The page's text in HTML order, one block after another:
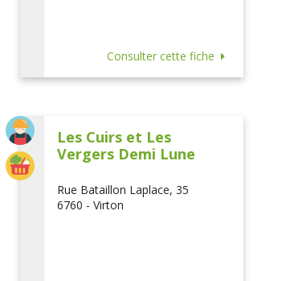
Consulter cette fiche
Les Cuirs et Les
Vergers Demi Lune
Rue Bataillon Laplace, 35
6760 - Virton